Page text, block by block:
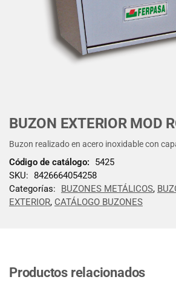
BUZON EXTERIOR MOD
Código de catálogo:
5425
SKU: 8426664054258
Categorías:
BUZONES METÁLICOS,
EXTERIOR, CATÁLOGO BUZONES
Buzon realizado en acero inoxidable con
Productos relacionados